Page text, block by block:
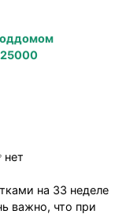
нет
на 33 неделе
важно, что при